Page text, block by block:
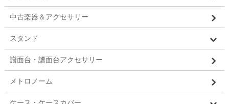
中古楽器＆アクセサリー
スタンド
譜面台・譜面台アクセサリー
メトロノーム